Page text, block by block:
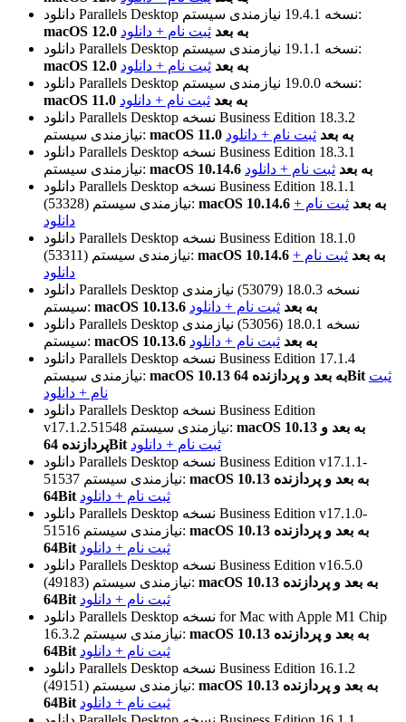
دانلود Parallels Desktop
نسخه 19.4.1نیازمندی سیستم:
macOS 12.0 به بعد ثبت نام + دانلود
دانلود Parallels Desktop
نسخه 19.1.1نیازمندی سیستم:
macOS 12.0 به بعد ثبت نام + دانلود
دانلود Parallels Desktop
نسخه 19.0.0نیازمندی سیستم:
macOS 11.0 به بعد ثبت نام + دانلود
دانلود Parallels Desktop
نسخه Business Edition 18.3.2
نیازمندی سیستم:
macOS 11.0 به بعد ثبت نام + دانلود
دانلود Parallels Desktop
نسخه Business Edition 18.3.1
نیازمندی سیستم:
macOS 10.14.6 به بعد ثبت نام + دانلود
دانلود Parallels Desktop نسخه Business Edition 18.1.1
(53328)
نیازمندی سیستم: macOS 10.14.6 به بعد ثبت نام +
دانلود
دانلود Parallels Desktop نسخه Business Edition 18.1.0
(53311)
نیازمندی سیستم: macOS 10.14.6 به بعد ثبت نام +
دانلود
دانلود Parallels Desktop
نسخه 18.0.3 (53079)
نیازمندی
سیستم:
macOS 10.13.6 به بعد ثبت نام + دانلود
دانلود Parallels Desktop
نسخه 18.0.1 (53056)
نیازمندی
سیستم:
macOS 10.13.6 به بعد ثبت نام + دانلود
دانلود Parallels Desktop
نسخه Business Edition 17.1.4
نیازمندی سیستم:
macOS 10.13 به بعد و پردازنده 64Bit ثبت
نام + دانلود
دانلود Parallels Desktop نسخه Business Edition
v17.1.2.51548
نیازمندی سیستم: macOS 10.13 به بعد و
پردازنده 64Bit ثبت نام + دانلود
دانلود Parallels Desktop نسخه Business Edition v17.1.1-
51537
نیازمندی سیستم: macOS 10.13 به بعد و پردازنده
64Bit ثبت نام + دانلود
دانلود Parallels Desktop نسخه Business Edition v17.1.0-
51516
نیازمندی سیستم: macOS 10.13 به بعد و پردازنده
64Bit ثبت نام + دانلود
دانلود Parallels Desktop نسخه Business Edition v16.5.0
(49183)
نیازمندی سیستم: macOS 10.13 به بعد و پردازنده
64Bit ثبت نام + دانلود
دانلود Parallels Desktop نسخه for Mac with Apple M1 Сhip
16.3.2
نیازمندی سیستم: macOS 10.13 به بعد و پردازنده
64Bit ثبت نام + دانلود
دانلود Parallels Desktop نسخه Business Edition 16.1.2
(49151)
نیازمندی سیستم: macOS 10.13 به بعد و پردازنده
64Bit ثبت نام + دانلود